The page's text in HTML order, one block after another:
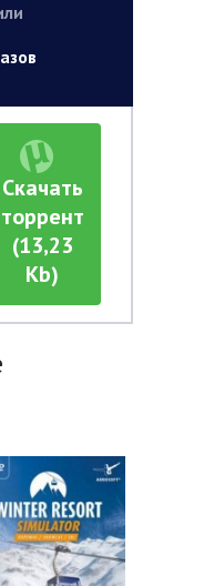
Скачать
торрент
(13,23
Kb)